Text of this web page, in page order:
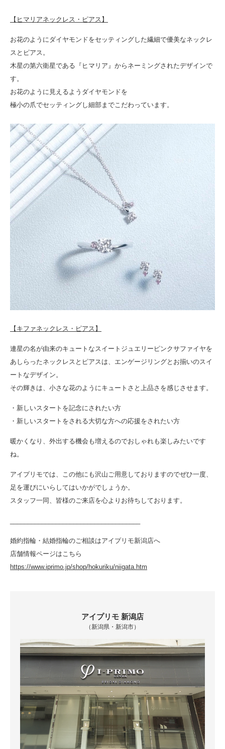
【ヒマリアネックレス・ピアス】
お花のようにダイヤモンドをセッティングした繊細で優美なネックレ
スとピアス。
木星の第六衛星である『ヒマリア』からネーミングされたデザインで
す。
お花のように見えるようダイヤモンドを
極小の爪でセッティングし細部までこだわっています。
【キファネックレス・ピアス】
連星の名が由来のキュートなスイートジュエリーピンクサファイヤを
あしらったネックレスとピアスは、エンゲージリングとお揃いのスイ
ートなデザイン。
その輝きは、小さな花のようにキュートさと上品さを感じさせます。
・新しいスタートを記念にされたい方
・新しいスタートをされる大切な方への応援をされたい方
暖かくなり、外出する機会も増えるのでおしゃれも楽しみたいです
ね。
アイプリモでは、この他にも沢山ご用意しておりますのでぜひ一度、
足を運びにいらしてはいかがでしょうか。
スタッフ一同、皆様のご来店を心よりお待ちしております。
婚約指輪・結婚指輪のご相談はアイプリモ新潟店へ
店舗情報ページはこちら
https://www.iprimo.jp/shop/hokuriku/niigata.htm
アイプリモ 新潟店
（新潟県・新潟市）